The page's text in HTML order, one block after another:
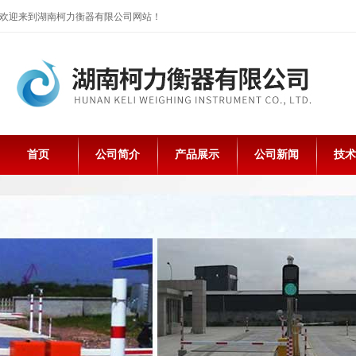
欢迎来到湖南柯力衡器有限公司网站！
首页 公司简介 产品展示 公司新闻 技